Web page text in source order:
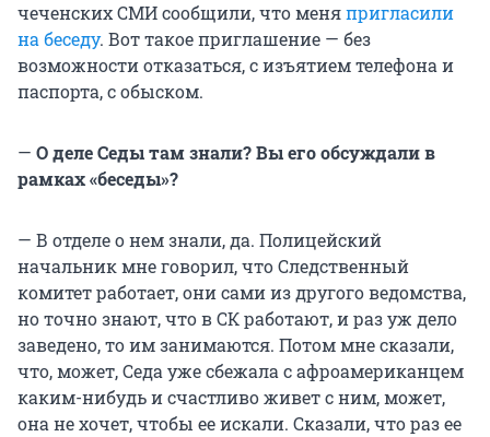
чеченских СМИ сообщили, что меняпригласили
на беседу. Вот такое приглашение — без
возможности отказаться, с изъятием телефона и
паспорта, с обыском.
— О деле Седы там знали? Вы его обсуждали в
рамках «беседы»?
— В отделе о нем знали, да. Полицейский
начальник мне говорил, что Следственный
комитет работает, они сами из другого ведомства,
но точно знают, что в СК работают, и раз уж дело
заведено, то им занимаются. Потом мне сказали,
что, может, Седа уже сбежала с афроамериканцем
каким-нибудь и счастливо живет с ним, может,
она не хочет, чтобы ее искали. Сказали, что раз ее